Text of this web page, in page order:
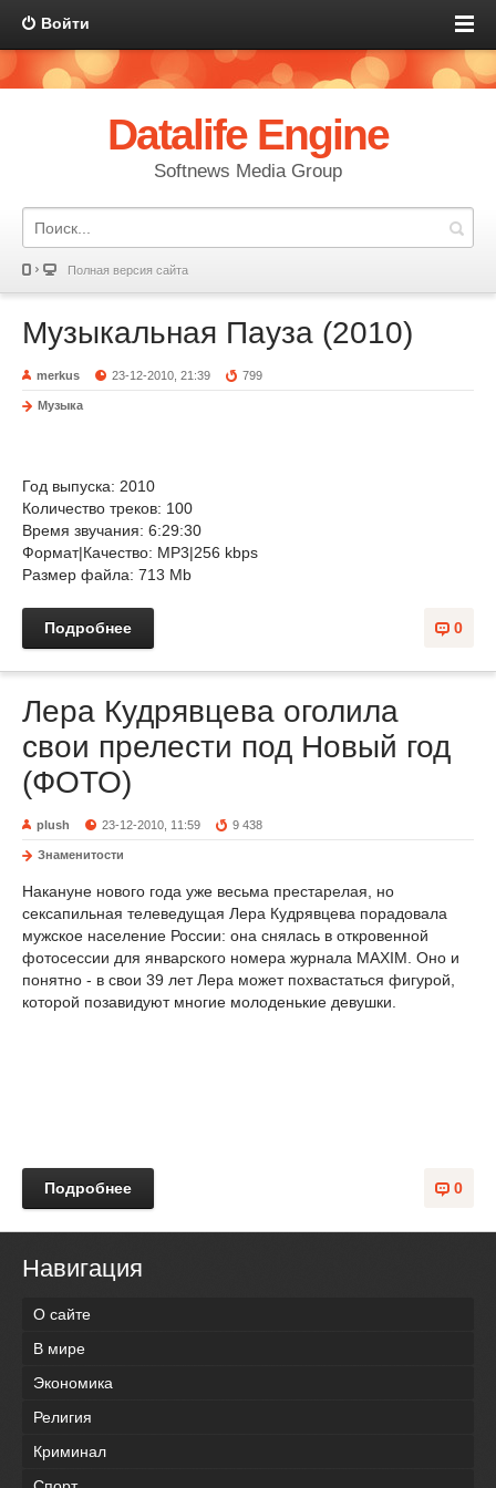
Войти
Datalife Engine
Softnews Media Group
Полная версия сайта
Музыкальная Пауза (2010)
merkus 23-12-2010, 21:39 799
Музыка
Год выпуска: 2010
Количество треков: 100
Время звучания: 6:29:30
Формат|Качество: МP3|256 kbps
Размер файла: 713 Mb
0
Подробнее
Лера Кудрявцева оголила
свои прелести под Новый год
(ФОТО)
plush 23-12-2010, 11:59 9 438
Знаменитости
Накануне нового года уже весьма престарелая, но
сексапильная телеведущая Лера Кудрявцева порадовала
мужское население России: она снялась в откровенной
фотосессии для январского номера журнала MAXIM. Оно и
понятно - в свои 39 лет Лера может похвастаться фигурой,
которой позавидуют многие молоденькие девушки.
0
Подробнее
Навигация
О сайте
В мире
Экономика
Религия
Криминал